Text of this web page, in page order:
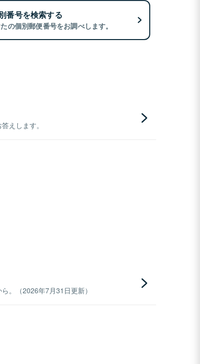
番号を検索する
の個別郵便番号をお調べします。
えします。
。（2026年7月31日更新）